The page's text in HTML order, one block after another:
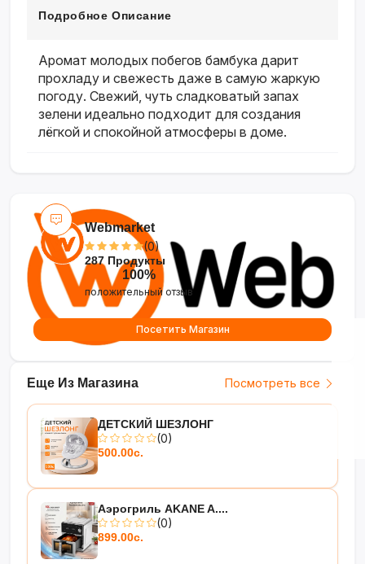
Подробное Описание
Аромат молодых побегов бамбука дарит
прохладу и свежесть даже в самую жаркую
погоду. Свежий, чуть сладковатый запах
зелени идеально подходит для создания
лёгкой и спокойной атмосферы в доме.
Еще Из Магазина Посмотреть все
ДЕТСКИЙ ШЕЗЛОНГ
(0)
500.00с.
Аэрогриль AKANE A....
(0)
899.00с.
Webmarket
(0)
287 Продукты
100%
положительный отзыв
Посетить Магазин